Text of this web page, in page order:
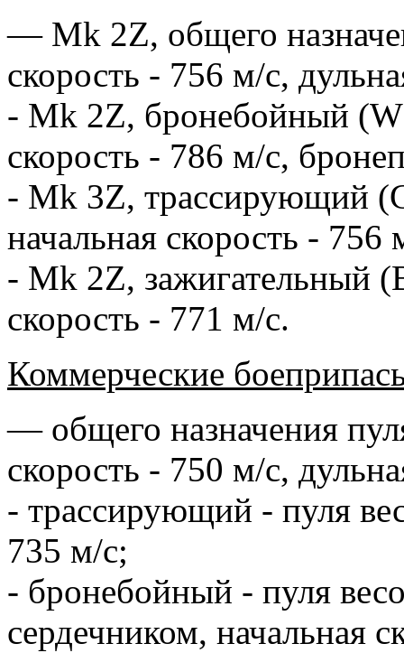
— Mk 2Z, общего
скорость - 756 м/с,
- Mk 2Z, бронебойный
скорость - 786 м/с,
- Mk 3Z, трассирующий
начальная скорость - 756
- Mk 2Z, зажигательный
скорость - 771 м/с.
Коммерческие
— общего назначения
скорость - 750 м/с,
- трассирующий - пуля
735 м/с;
- бронебойный - пуля
сердечником, начальная